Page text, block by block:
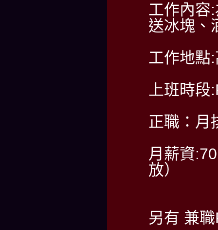
工作內容
送冰塊、
工作地點
上班時
正職：月
月薪資
放）
另有 兼